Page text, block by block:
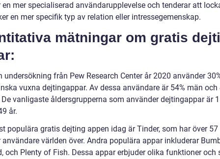
en mer specialiserad användarupplevelse och tenderar att
en mer specifik typ av relation eller intressegemenskap.
mätningar om gratis
undersökning från Pew Research Center år 2020 använder
vuxna dejtingappar. Av dessa användare är 54% män och
vanligaste åldersgrupperna som använder dejtingappar är
år.
populära gratis dejting appen idag är Tinder, som har över 57
världen över. Andra populära appar inkluderar
och Plenty of Fish. Dessa appar erbjuder olika funktioner och